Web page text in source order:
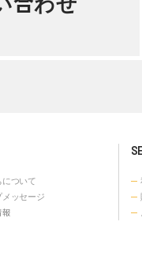
タンク車 平成 15年式
詳しく見る